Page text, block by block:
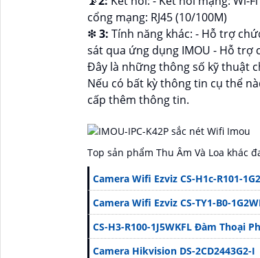
cổng mạng: RJ45 (10/100M)
❇ 3: Tính năng khác: - Hỗ trợ
sát qua ứng dụng IMOU - Hỗ trợ
Đây là những thông số kỹ thuật
Nếu có bất kỳ thông tin cụ thể
cấp thêm thông tin.
Top sản phẩm Thu Âm Và Loa khác
Camera Wifi Ezviz CS-H1c-R101-
Camera Wifi Ezviz CS-TY1-B0-
CS-H3-R100-1J5WKFL Đàm Thoại
Camera Hikvision DS-2CD2443G2-I